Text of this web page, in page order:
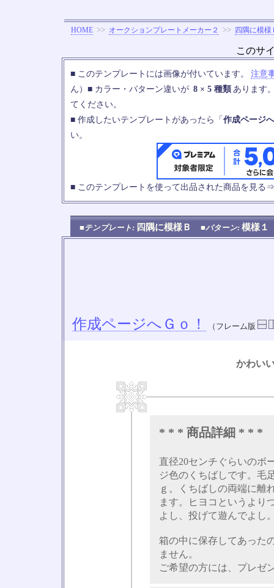
HOME >> オークションプレートメーカー２ >> 四隅に模様
このサ
■ このテンプレートには画像が付いています。
注意
ん）■ カラー・パターン違いが 8 × 5 種類 あります
てください。
■ 作成したいテンプレートがあったら「 作成ページ
い。
■ このテンプレートを使って出品された商品を見る
■テンプレート: 四隅に模様Ｂ ■パターン: 模様
作成ページへＧｏ！ （フレーム版
かわい
* * * 商品詳細 * * *
直径20センチぐらいのボ
ジ色のくちばしです。毛
ｇ。くちばしの両端に離
ます。ヒヨコというより
よし、投げて遊んでよし
箱の中に保存してあった
ません。
ご希望の方には、プレゼ